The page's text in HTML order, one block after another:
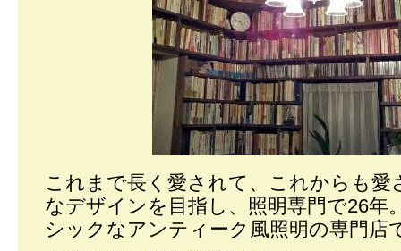
これまで長く愛されて、これからも愛
なデザインを目指し、照明専門で26年
シックなアンティーク風照明の専門店